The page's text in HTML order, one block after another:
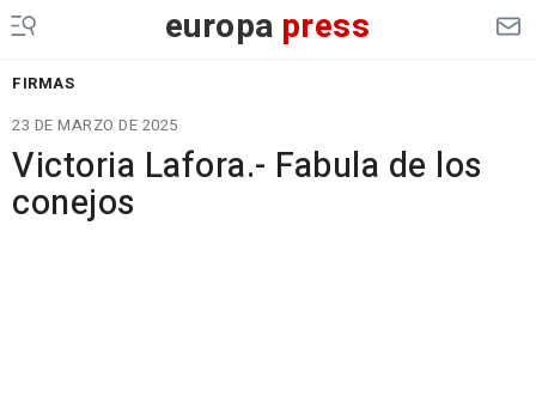
europa press
FIRMAS
23 DE MARZO DE 2025
Victoria Lafora.- Fabula de los
conejos